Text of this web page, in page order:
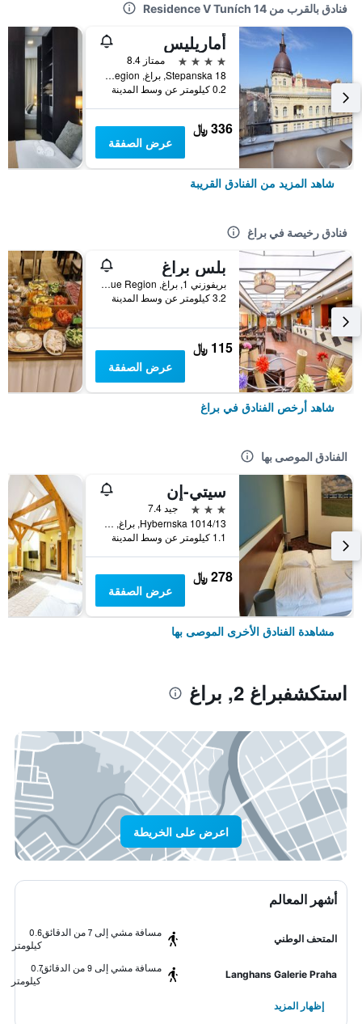
فنادق بالقرب من Residence V Tuních 14
أماريليس
4 نجوم
ممتاز 8.4
Stepanska 18, براغ, Prague Region, جمهورية التشيك
0.2 كيلومتر عن وسط المدينة
336 ﷼
عرض الصفقة
شاهد المزيد من الفنادق القريبة
فنادق رخيصة في براغ
بلس براغ
بريفوزني 1, براغ, Prague Region, جمهورية التشيك
3.2 كيلومتر عن وسط المدينة
115 ﷼
عرض الصفقة
شاهد أرخص الفنادق في براغ
الفنادق الموصى بها
سيتي-إن
3 نجوم
جيد 7.4
Hybernska 1014/13, براغ, Prague Region, جمهورية التشيك
1.1 كيلومتر عن وسط المدينة
278 ﷼
عرض الصفقة
مشاهدة الفنادق الأخرى الموصى بها
استكشفبراغ 2, براغ
اعرض على الخريطة
أشهر المعالم
المتحف الوطني
مسافة مشي إلى 7 من الدقائق
0.6
كيلومتر
Langhans Galerie Praha
مسافة مشي إلى 9 من الدقائق
0.7
كيلومتر
إظهار المزيد